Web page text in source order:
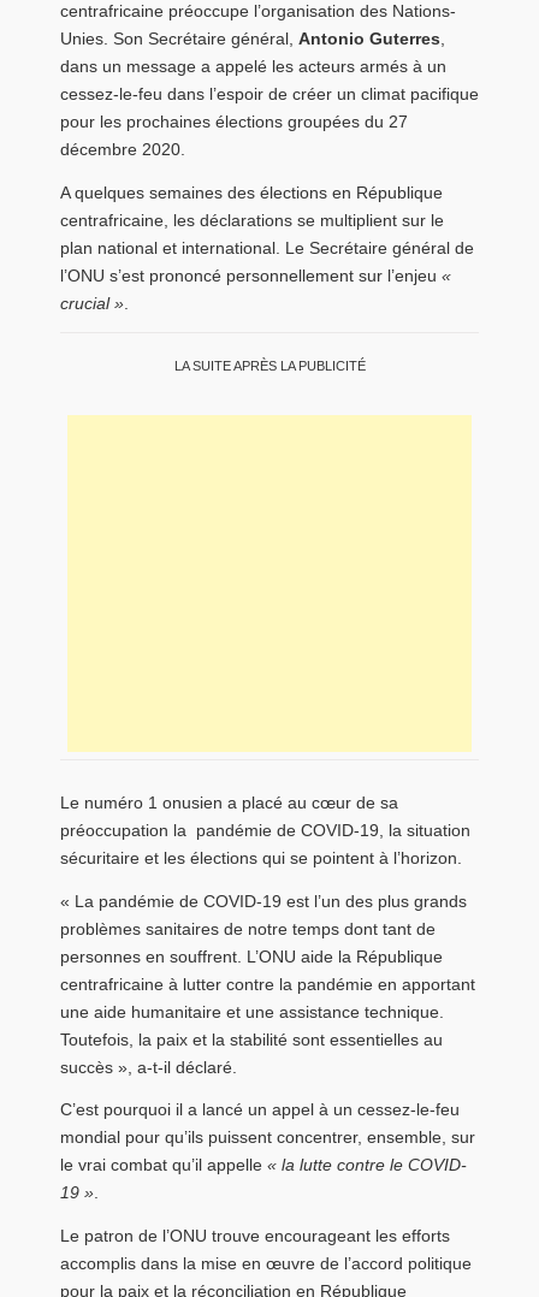
centrafricaine préoccupe l’organisation des Nations-
Unies. Son Secrétaire général, Antonio Guterres
dans un message a appelé les acteurs armés à un
cessez-le-feu dans l’espoir de créer un climat pacifique
pour les prochaines élections groupées du 27
décembre 2020.
A quelques semaines des élections en République
centrafricaine, les déclarations se multiplient sur le
plan national et international. Le Secrétaire général de
l’ONU s’est prononcé personnellement sur l’enjeu «
crucial »
LA SUITE APRÈS LA PUBLICITÉ
Le numéro 1 onusien a placé au cœur de sa
préoccupation la pandémie de COVID-19, la situation
sécuritaire et les élections qui se pointent à l’horizon.
« La pandémie de COVID-19 est l’un des plus grands
problèmes sanitaires de notre temps dont tant de
personnes en souffrent. L’ONU aide la République
centrafricaine à lutter contre la pandémie en apportant
une aide humanitaire et une assistance technique.
Toutefois, la paix et la stabilité sont essentielles au
succès », a-t-il déclaré.
C’est pourquoi il a lancé un appel à un cessez-le-feu
mondial pour qu’ils puissent concentrer, ensemble, sur
le vrai combat qu’il appelle « la lutte contre le COVID-
19 ».
Le patron de l’ONU trouve encourageant les efforts
accomplis dans la mise en œuvre de l’accord politique
pour la paix et la réconciliation en République